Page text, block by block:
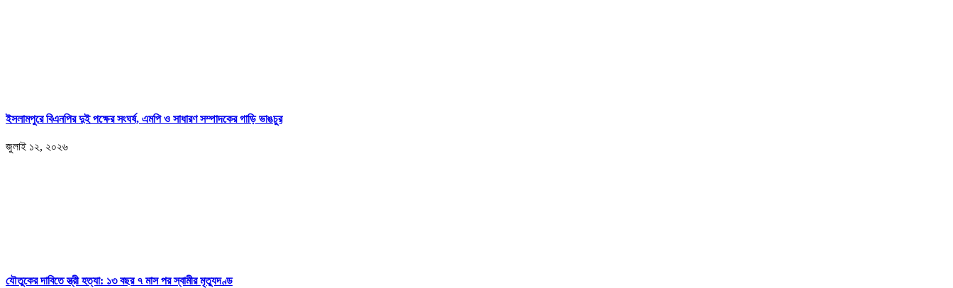
ইসলামপুরে বিএনপির দুই পক্ষের সংঘর্ষ, এমপি ও সাধারণ সম্পাদকের গাড়ি ভাঙচুর
জুলাই ১২, ২০২৬
যৌতুকের দাবিতে স্ত্রী হত্যা: ১৩ বছর ৭ মাস পর স্বামীর মৃত্যুদণ্ড